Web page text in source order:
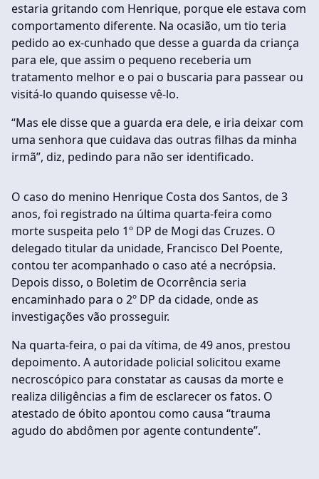
estaria gritando com Henrique, porque ele estava com
comportamento diferente. Na ocasião, um tio teria
pedido ao ex-cunhado que desse a guarda da criança
para ele, que assim o pequeno receberia um
tratamento melhor e o pai o buscaria para passear ou
visitá-lo quando quisesse vê-lo.
“Mas ele disse que a guarda era dele, e iria deixar com
uma senhora que cuidava das outras filhas da minha
irmã”, diz, pedindo para não ser identificado.
O caso do menino Henrique Costa dos Santos, de 3
anos, foi registrado na última quarta-feira como
morte suspeita pelo 1º DP de Mogi das Cruzes. O
delegado titular da unidade, Francisco Del Poente,
contou ter acompanhado o caso até a necrópsia.
Depois disso, o Boletim de Ocorrência seria
encaminhado para o 2º DP da cidade, onde as
investigações vão prosseguir.
Na quarta-feira, o pai da vítima, de 49 anos, prestou
depoimento. A autoridade policial solicitou exame
necroscópico para constatar as causas da morte e
realiza diligências a fim de esclarecer os fatos. O
atestado de óbito apontou como causa “trauma
agudo do abdômen por agente contundente”.